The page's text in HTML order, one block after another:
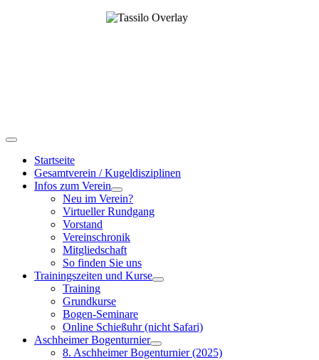
Startseite
Gesamtverein / Kugeldisziplinen
Infos zum Verein
Neu im Verein?
Virtueller Rundgang
Vorstand
Vereinschronik
Mitgliedschaft
So finden Sie uns
Trainingszeiten und Kurse
Training
Grundkurse
Bogen-Seminare
Online Schießuhr (nicht Safari)
Aschheimer Bogenturnier
8. Aschheimer Bogenturnier (2025)